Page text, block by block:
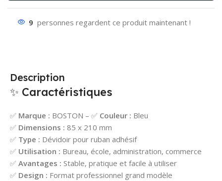
9 personnes regardent ce produit maintenant !
Description
✨ Caractéristiques
✅ Marque : BOSTON – ✅ Couleur : Bleu
✅ Dimensions : 85 x 210 mm
✅ Type : Dévidoir pour ruban adhésif
✅ Utilisation : Bureau, école, administration, commerce
✅ Avantages : Stable, pratique et facile à utiliser
✅ Design : Format professionnel grand modèle